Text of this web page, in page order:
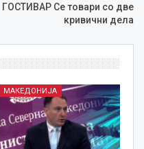
ГОСТИВАР Се товари со две
кривични дела
МАКЕДОНИЈА